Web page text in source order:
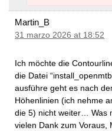
until maps are
a) Install both maps
separately (install
b) Use the
map select no
c) be careful here:
Basecamp/Mapsource
Peru (MD5)
Venezuela (
Martin_B
31 marzo 2026 at 18:52
Ich möchte die
die Datei
ausführe geht es nach
Höhenlinien (ich nehme
die 5) nicht weiter… Was
vielen Dank zum Voraus,